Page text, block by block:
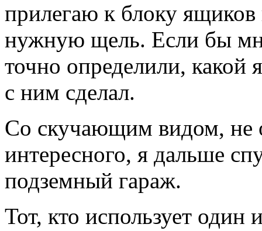
прилегаю к блоку ящиков
нужную щель. Если бы
точно определили, какой
с ним сделал.
Со скучающим видом, не
интересного, я дальше
подземный гараж.
Тот, кто использует один